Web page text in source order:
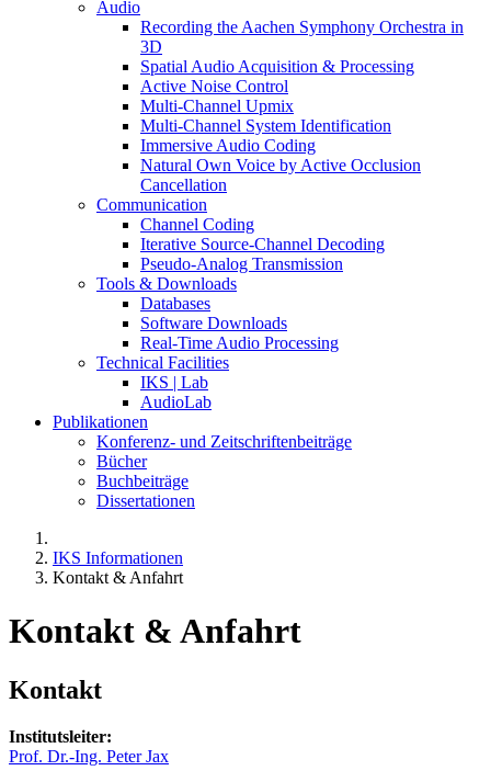
Audio
Recording the Aachen Symphony Orchestra in
3D
Spatial Audio Acquisition & Processing
Active Noise Control
Multi-Channel Upmix
Multi-Channel System Identification
Immersive Audio Coding
Natural Own Voice by Active Occlusion
Cancellation
Communication
Channel Coding
Iterative Source-Channel Decoding
Pseudo-Analog Transmission
Tools & Downloads
Databases
Software Downloads
Real-Time Audio Processing
Technical Facilities
IKS | Lab
AudioLab
Publikationen
Konferenz- und Zeitschriftenbeiträge
Bücher
Buchbeiträge
Dissertationen
IKS Informationen
Kontakt & Anfahrt
Kontakt & Anfahrt
Kontakt
Institutsleiter:
Prof. Dr.-Ing. Peter Jax